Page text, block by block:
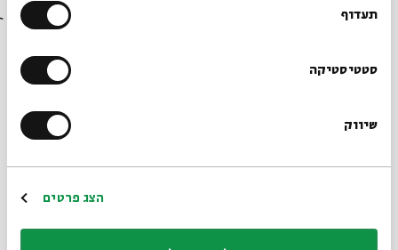
תעדוף
סטטיסטיקה
שיווק
הצג פרטים